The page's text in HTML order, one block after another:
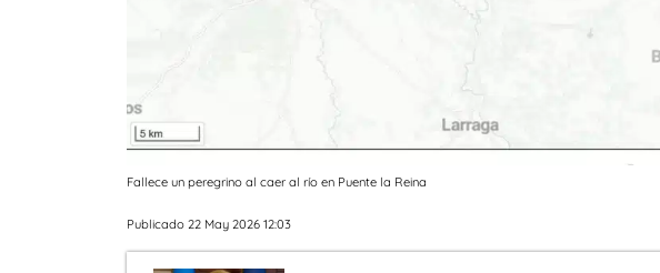
Fallece un peregrino al caer al río en Puente la Reina
Publicado 22 May 2026 12:03